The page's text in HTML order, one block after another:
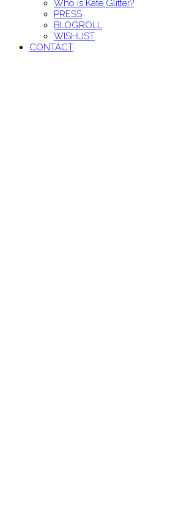
Who is Kate Glitter?
PRESS
BLOGROLL
WISHLIST
CONTACT